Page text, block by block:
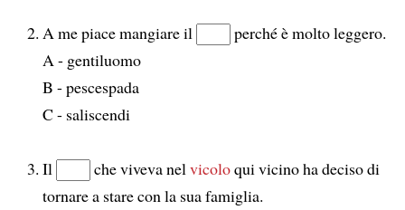
A me piace mangiare il
perché è molto leggero.
A - gentiluomo
B - pescespada
C - saliscendi
Il che viveva nel vicoloqui vicino ha deciso di
tornare a stare con la sua famiglia.